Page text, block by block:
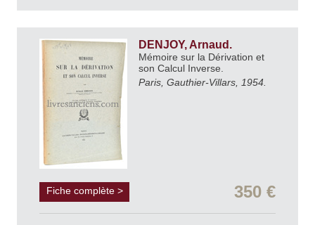
DENJOY, Arnaud.
Mémoire sur la Dérivation et
son Calcul Inverse.
Paris, Gauthier-Villars, 1954.
Fiche complète > 350 €